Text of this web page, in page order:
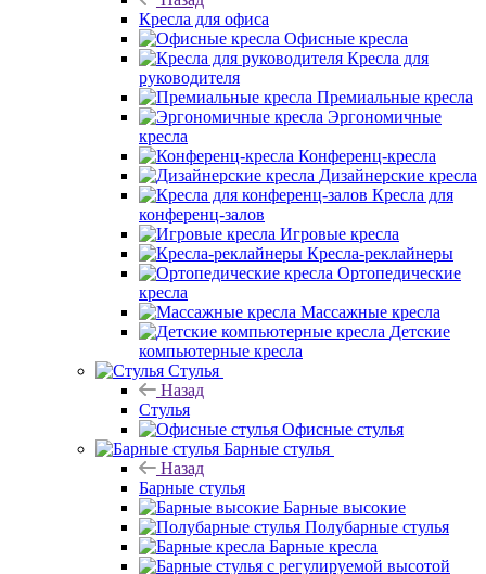
Кресла для офиса
Офисные кресла
Кресла для
руководителя
Премиальные кресла
Эргономичные
кресла
Конференц-кресла
Дизайнерские кресла
Кресла для
конференц-залов
Игровые кресла
Кресла-реклайнеры
Ортопедические
кресла
Массажные кресла
Детские
компьютерные кресла
Стулья
Назад
Стулья
Офисные стулья
Барные стулья
Назад
Барные стулья
Барные высокие
Полубарные стулья
Барные кресла